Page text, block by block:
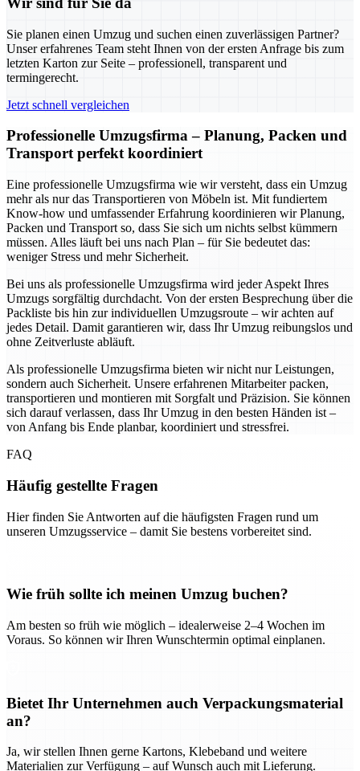
Sie planen einen Umzug und suchen einen zuverlässigen Partner?
Unser erfahrenes Team steht Ihnen von der ersten Anfrage bis zum
letzten Karton zur Seite – professionell, transparent und
termingerecht.
Jetzt schnell vergleichen
Professionelle Umzugsfirma – Planung, Packen und
Transport perfekt koordiniert
Eine professionelle Umzugsfirma wie wir versteht, dass ein Umzug
mehr als nur das Transportieren von Möbeln ist. Mit fundiertem
Know-how und umfassender Erfahrung koordinieren wir Planung,
Packen und Transport so, dass Sie sich um nichts selbst kümmern
müssen. Alles läuft bei uns nach Plan – für Sie bedeutet das:
weniger Stress und mehr Sicherheit.
Bei uns als professionelle Umzugsfirma wird jeder Aspekt Ihres
Umzugs sorgfältig durchdacht. Von der ersten Besprechung über die
Packliste bis hin zur individuellen Umzugsroute – wir achten auf
jedes Detail. Damit garantieren wir, dass Ihr Umzug reibungslos und
ohne Zeitverluste abläuft.
Als professionelle Umzugsfirma bieten wir nicht nur Leistungen,
sondern auch Sicherheit. Unsere erfahrenen Mitarbeiter packen,
transportieren und montieren mit Sorgfalt und Präzision. Sie können
sich darauf verlassen, dass Ihr Umzug in den besten Händen ist –
von Anfang bis Ende planbar, koordiniert und stressfrei.
FAQ
Häufig gestellte Fragen
Hier finden Sie Antworten auf die häufigsten Fragen rund um
unseren Umzugsservice – damit Sie bestens vorbereitet sind.
Wie früh sollte ich meinen Umzug buchen?
Am besten so früh wie möglich – idealerweise 2–4 Wochen im
Voraus. So können wir Ihren Wunschtermin optimal einplanen.
Bietet Ihr Unternehmen auch Verpackungsmaterial
an?
Ja, wir stellen Ihnen gerne Kartons, Klebeband und weitere
Materialien zur Verfügung – auf Wunsch auch mit Lieferung.